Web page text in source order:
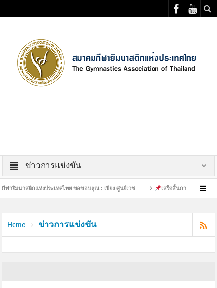
ข่าวการแข่งขัน
สติกแห่งประเทศไทย ขอขอบคุณ : เปียง ศูนย์เวช เสร็จสิ้นการฝึกซ้อมที่หนักของ
Home ข่าวการแข่งขัน